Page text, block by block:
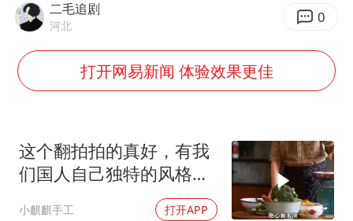
现代版摸金校尉落网查获400多枚古币
消费新图景｜多举措提升消费体验 释放夏日经济活力
国家气候中心：8月将有4轮高温过程，部分地区可达40℃～45℃
宇树科技发行价格150.80元/股
把党建设得更加坚强有力
奋进开新局 实干挑大梁
二毛追剧
河北 0
打开网易新闻 体验效果更佳
这个翻拍拍的真好，有我
们国人自己独特的风格魅
小麒麒手工 打开APP